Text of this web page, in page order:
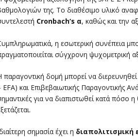
της. Το διαθέσιμο υλικό
Cronbach‘s α, καθώς και την
η εσωτερική συνέπεια
σύγχρονη ψυχομετρική
παραγοντική δομή μπορεί να
EFA) και Επιβεβαιωτικής Παραγοντικής
για να διαπιστωθεί κατά
σημασία έχει η διαπολιτισμική